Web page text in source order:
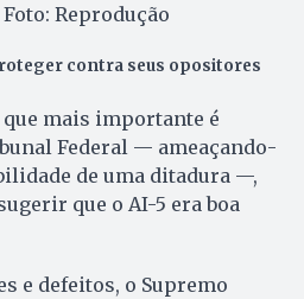
Reprodução
contra seus opositores
mais importante é
Federal — ameaçando-
de uma ditadura —,
que o AI-5 era boa
e defeitos, o Supremo